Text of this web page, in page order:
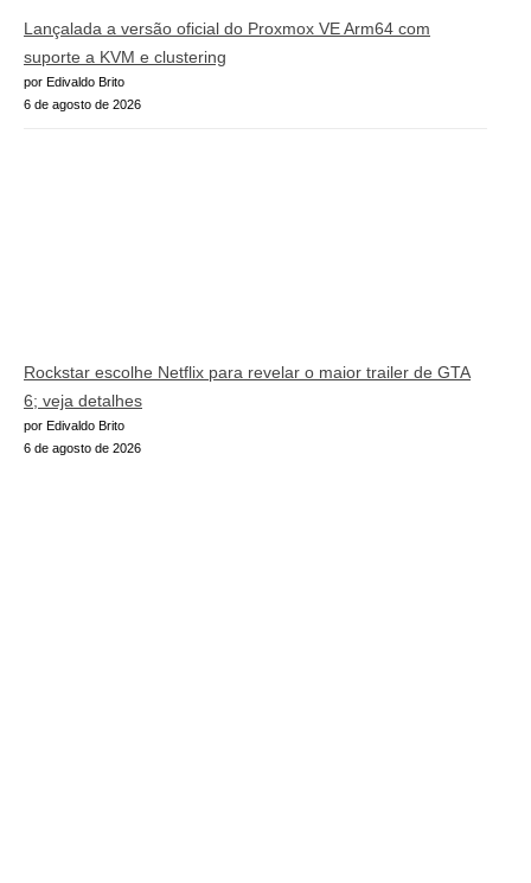
Lançalada a versão oficial do Proxmox VE Arm64 com
suporte a KVM e clustering
por Edivaldo Brito
6 de agosto de 2026
Rockstar escolhe Netflix para revelar o maior trailer de GTA
6; veja detalhes
por Edivaldo Brito
6 de agosto de 2026